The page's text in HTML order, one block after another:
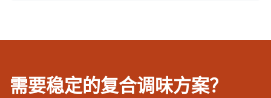
需要稳定的复合调味方案？